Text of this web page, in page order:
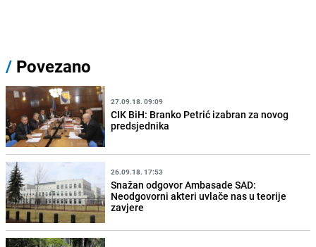
/ Povezano
27.09.18. 09:09
CIK BiH: Branko Petrić izabran za novog
predsjednika
26.09.18. 17:53
Snažan odgovor Ambasade SAD:
Neodgovorni akteri uvlače nas u teorije
zavjere